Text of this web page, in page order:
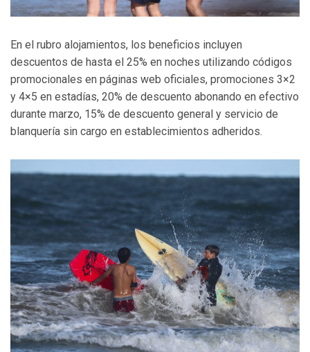
En el rubro alojamientos, los beneficios incluyen
descuentos de hasta el 25% en noches utilizando códigos
promocionales en páginas web oficiales, promociones 3×2
y 4×5 en estadías, 20% de descuento abonando en efectivo
durante marzo, 15% de descuento general y servicio de
blanquería sin cargo en establecimientos adheridos.